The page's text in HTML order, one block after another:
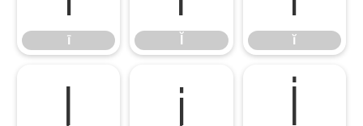
ī ĭ
Į į İ